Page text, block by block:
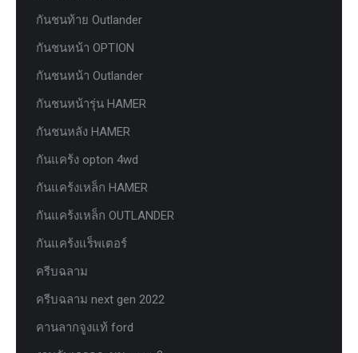
กันชนท้าย Outlander
กันชนหน้า OPTION
กันชนหน้า Outlander
กันชนหน้ารุ่น HAMER
กันชนหลัง HAMER
กันแคร้ง opton 4wd
กันแคร้งเหล็ก HAMER
กันแคร้งเหล็ก OUTLANDER
กันแคร้งแร็พเตอร์
ครีบฉลาม
ครีบฉลาม next gen 2022
คานลากจูงแท้ ford